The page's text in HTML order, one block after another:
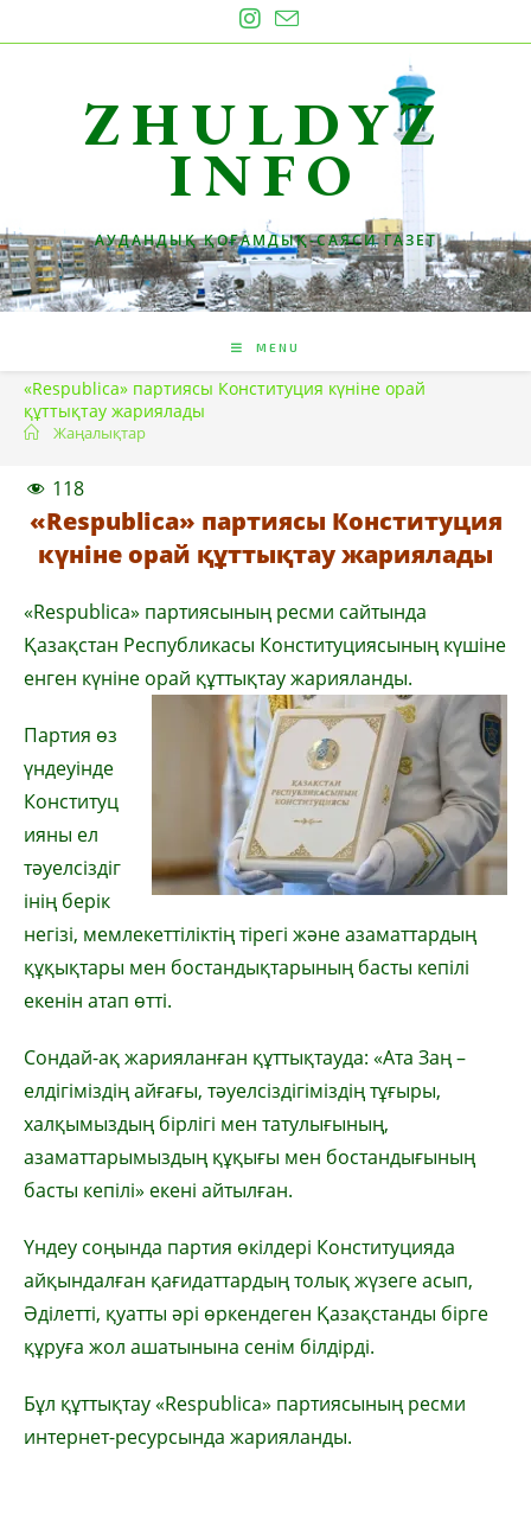
to
ZHULDYZ
INFO
АУДАНДЫҚ ҚОҒАМДЫҚ-САЯСИ ГАЗЕТ
MENU
«Respublica» партиясы Конституция күніне орай
құттықтау жариялады
Жаңалықтар
118
«Respublica» партиясы Конституция
күніне орай құттықтау жариялады
«Respublica» партиясының ресми сайтында
Қазақстан Республикасы Конституциясының күшіне
енген күніне орай құттықтау жарияланды.
Партия өз
үндеуінде
Конституц
ияны ел
тәуелсіздіг
інің берік
негізі, мемлекеттіліктің тірегі және азаматтардың
құқықтары мен бостандықтарының басты кепілі
екенін атап өтті.
Сондай-ақ жарияланған құттықтауда: «Ата Заң –
елдігіміздің айғағы, тәуелсіздігіміздің тұғыры,
халқымыздың бірлігі мен татулығының,
азаматтарымыздың құқығы мен бостандығының
басты кепілі» екені айтылған.
Үндеу соңында партия өкілдері Конституцияда
айқындалған қағидаттардың толық жүзеге асып,
Әділетті, қуатты әрі өркендеген Қазақстанды бірге
құруға жол ашатынына сенім білдірді.
Бұл құттықтау «Respublica» партиясының ресми
интернет-ресурсында жарияланды.